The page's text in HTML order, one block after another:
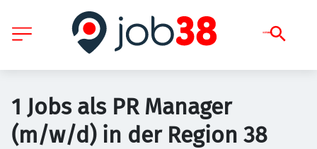
1 Jobs als PR Manager
(m/w/d) in der Region 38